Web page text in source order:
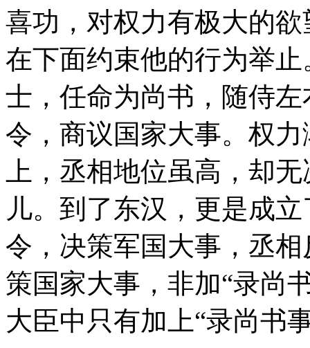
喜功，对权力有极大的
在下面约束他的行为举
士，任命为尚书，随侍
令，商议国家大事。权
上，丞相地位虽高，却
儿。到了东汉，更是成
令，决策军国大事，丞
策国家大事，非加“录尚
大臣中只有加上“录尚书